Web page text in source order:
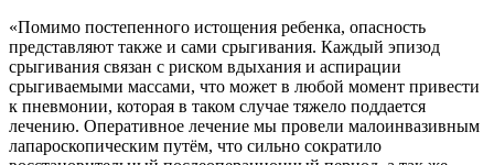
«Помимо постепенного истощения ребенка, опасность
представляют также и сами срыгивания. Каждый эпизод
срыгивания связан с риском вдыхания и аспирации
срыгиваемыми массами, что может в любой момент привести
к пневмонии, которая в таком случае тяжело поддается
лечению. Оперативное лечение мы провели малоинвазивным
лапароскопическим путём, что сильно сократило